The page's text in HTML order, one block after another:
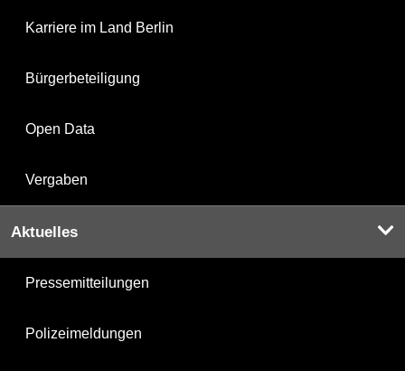
Karriere im Land Berlin
Bürgerbeteiligung
Open Data
Vergaben
Aktuelles
Pressemitteilungen
Polizeimeldungen